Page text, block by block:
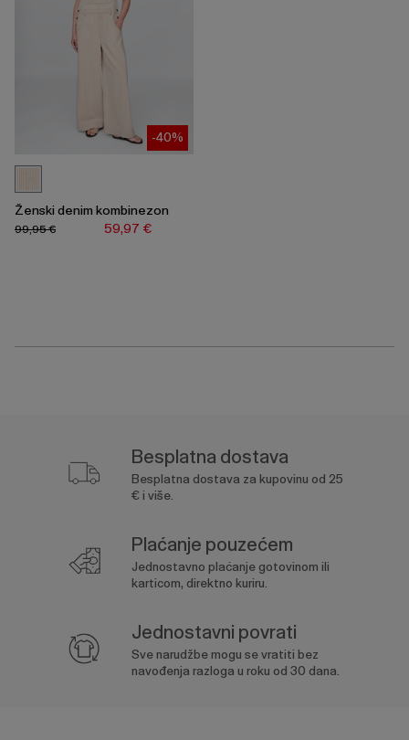
-40%
Ženski denim kombinezon
59,97 €
99,95 €
Besplatna dostava
Besplatna dostava za kupovinu od 25
€ i više.
Plaćanje pouzećem
Jednostavno plaćanje gotovinom ili
karticom, direktno kuriru.
Jednostavni povrati
Sve narudžbe mogu se vratiti bez
navođenja razloga u roku od 30 dana.